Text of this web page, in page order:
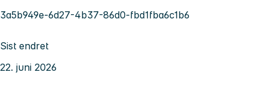
3a5b949e-6d27-4b37-86d0-fbd1fba6c1b6
Sist endret
22. juni 2026